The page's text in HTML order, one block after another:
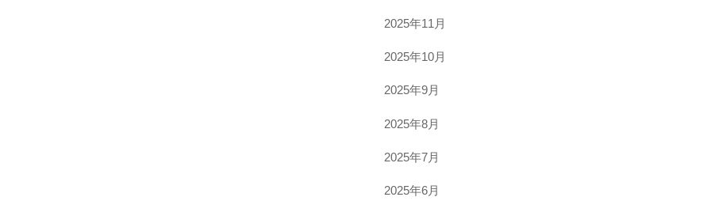
2025年11月
2025年10月
2025年9月
2025年8月
2025年7月
2025年6月